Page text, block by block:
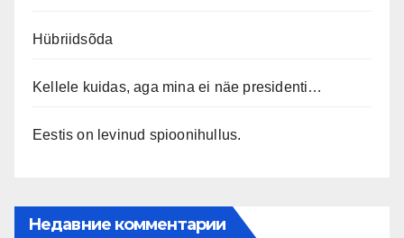
Hübriidsõda
Kellele kuidas, aga mina ei näe presidenti…
Eestis on levinud spioonihullus.
Недавние комментарии